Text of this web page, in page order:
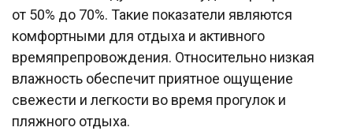
от 50% до 70%. Такие показатели являются
комфортными для отдыха и активного
времяпрепровождения. Относительно низкая
влажность обеспечит приятное ощущение
свежести и легкости во время прогулок и
пляжного отдыха.